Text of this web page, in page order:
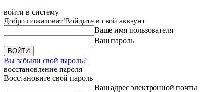
войти в систему
Добро пожаловат!Войдите в свой аккаунт
Ваше имя пользователя
Ваш пароль
Вы забыли свой пароль?
восстановление пароля
Восстановите свой пароль
Ваш адрес электронной почты